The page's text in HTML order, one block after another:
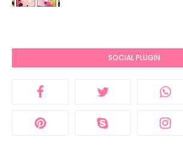
SOCIAL PLUGIN